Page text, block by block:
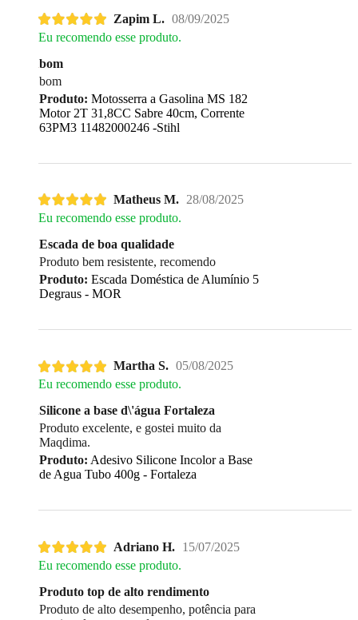
Zapim L. 08/09/2025
Eu recomendo esse produto.
bom
bom
Produto: Motosserra a Gasolina MS 182
Motor 2T 31,8CC Sabre 40cm, Corrente
63PM3 11482000246 -Stihl
Matheus M. 28/08/2025
Eu recomendo esse produto.
Escada de boa qualidade
Produto bem resistente, recomendo
Produto: Escada Doméstica de Alumínio 5
Degraus - MOR
Martha S. 05/08/2025
Eu recomendo esse produto.
Silicone a base d\'água Fortaleza
Produto excelente, e gostei muito da
Maqdima.
Produto: Adesivo Silicone Incolor a Base
de Agua Tubo 400g - Fortaleza
Adriano H. 15/07/2025
Eu recomendo esse produto.
Produto top de alto rendimento
Produto de alto desempenho, potência para